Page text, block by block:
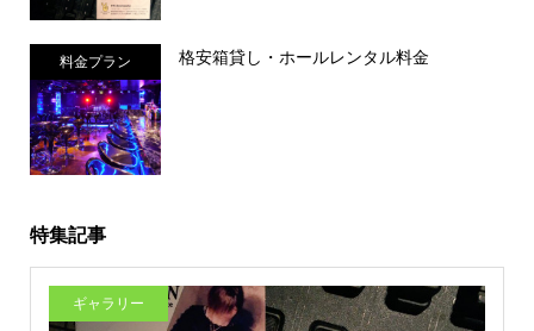
料金プラン 格安箱貸し・ホールレンタル料金
特集記事
ギャラリー